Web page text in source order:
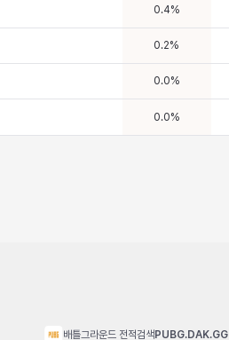
0.4%
0.2%
0.0%
0.0%
배틀그라운드 전적검색PUBG.DAK.GG